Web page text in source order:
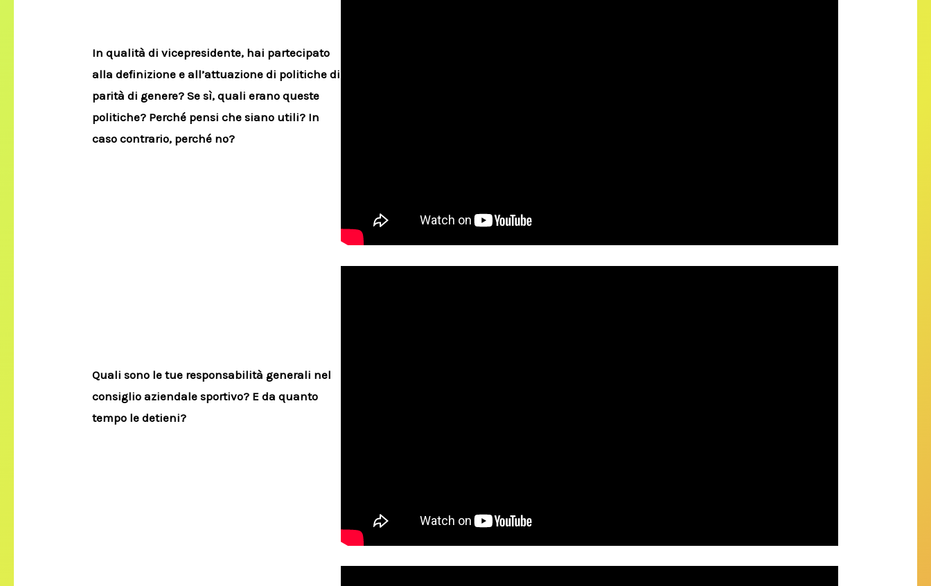
In qualità di vicepresidente, hai partecipato
alla definizione e all’attuazione di politiche di
parità di genere? Se sì, quali erano queste
politiche? Perché pensi che siano utili? In
caso contrario, perché no?
Quali sono le tue responsabilità generali nel
consiglio aziendale sportivo? E da quanto
tempo le detieni?